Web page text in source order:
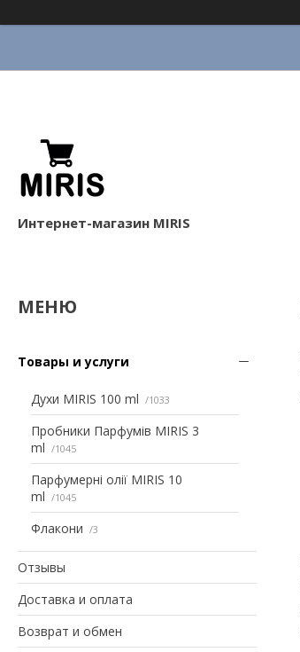
Интернет-магазин MIRIS
Товары и услуги
Духи MIRIS 100 ml 1033
Пробники Парфумів MIRIS 3
ml
1045
Парфумерні олії MIRIS 10
ml
1045
Флакони 3
Отзывы
Доставка и оплата
Возврат и обмен